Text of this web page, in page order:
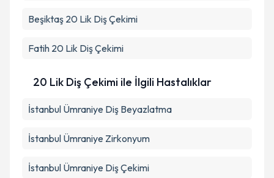
Beşiktaş 20 Lik Diş Çekimi
Fatih 20 Lik Diş Çekimi
20 Lik Diş Çekimi ile İlgili Hastalıklar
İstanbul Ümraniye Diş Beyazlatma
İstanbul Ümraniye Zirkonyum
İstanbul Ümraniye Diş Çekimi